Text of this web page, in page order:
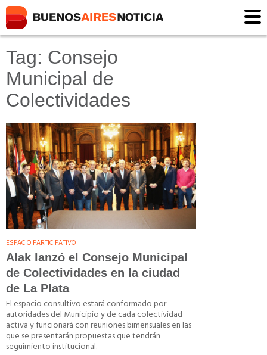
Tag: Consejo
Municipal de
Colectividades
ESPACIO PARTICIPATIVO
Alak lanzó el Consejo Municipal
de Colectividades en la ciudad
de La Plata
El espacio consultivo estará conformado por
autoridades del Municipio y de cada colectividad
activa y funcionará con reuniones bimensuales en las
que se presentarán propuestas que tendrán
seguimiento institucional.